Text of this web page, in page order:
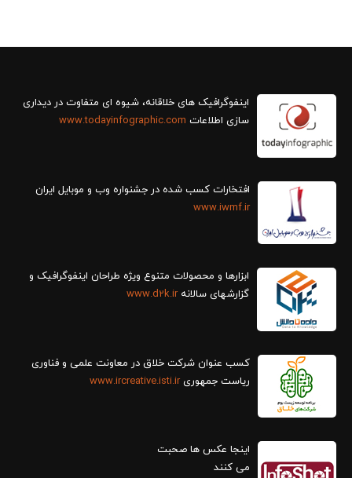
سازی اطلاعات www.todayinfographic.com
افتخارات کسب شده در جشنواره وب و موبایل ایران
www.iwmf.ir
ابزارها و محصولات متنوع ویژه طراحان اینفوگرافیک و
گزارش‎های سالانه
www.d2k.ir
کسب عنوان شرکت خلاق در معاونت علمی و فناوری
ریاست جمهوریwww.ircreative.isti.ir
اینجا عکس ها صحبت
می کنند